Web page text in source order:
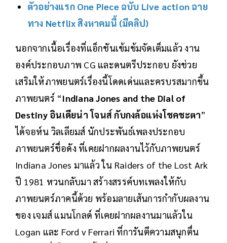
ตัวอย่างแรก One Piece ฉบับ Live action ฉาย
ทาง Netflix สิงหาคมนี้ (มีคลิป)
นอกจากเนื้อเรื่องที่แอ็กชันเข้มข้มจัดเต็มแล้ว งาน
องค์ประกอบภาพ CG และดนตรีประกอบ ยังช่วย
เสริมให้ภาพยนตร์เรื่องนี้โดดเด่นและครบรสมากขึ้น
ภาพยนตร์ “Indiana Jones and the Dial of
Destiny อินเดียน่า โจนส์ กับกงล้อแห่งโชคชะตา”
ได้จอห์น วิลเลียมส์ นักประพันธ์เพลงประกอบ
ภาพยนตร์ชื่อดัง ที่เคยฝากผลงานไว้กับภาพยนตร์
Indiana Jones มาแล้ว ใน Raiders of the Lost Ark
ปี 1981 หวนกลับมา สร้างสรรค์บทเพลงให้กับ
ภาพยนตร์ภาคนี้ด้วย พร้อมลายเส้นการกำกับผลงาน
ของ เจมส์ แมนโกลด์ ที่เคยฝากผลงานมาแล้วใน
Logan และ Ford v Ferrari ที่การันตีความสนุกตื่น